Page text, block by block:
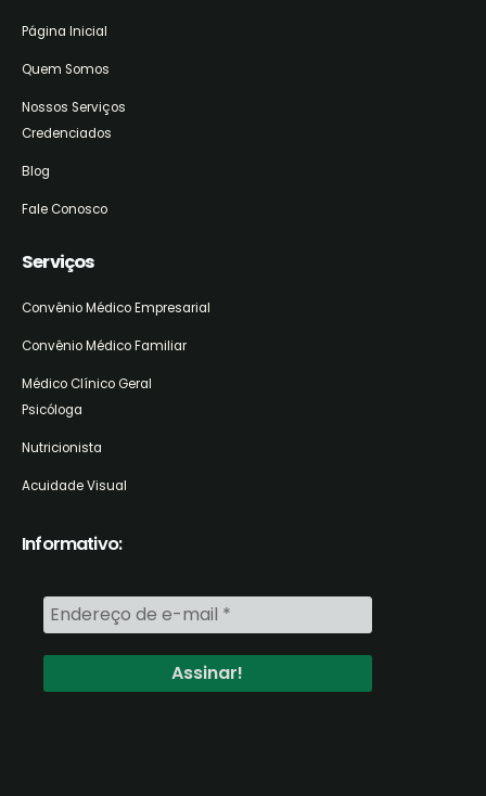
Página Inicial
Quem Somos
Nossos Serviços
Credenciados
Blog
Fale Conosco
Serviços
Convênio Médico Empresarial
Convênio Médico Familiar
Médico Clínico Geral
Psicóloga
Nutricionista
Acuidade Visual
Informativo: